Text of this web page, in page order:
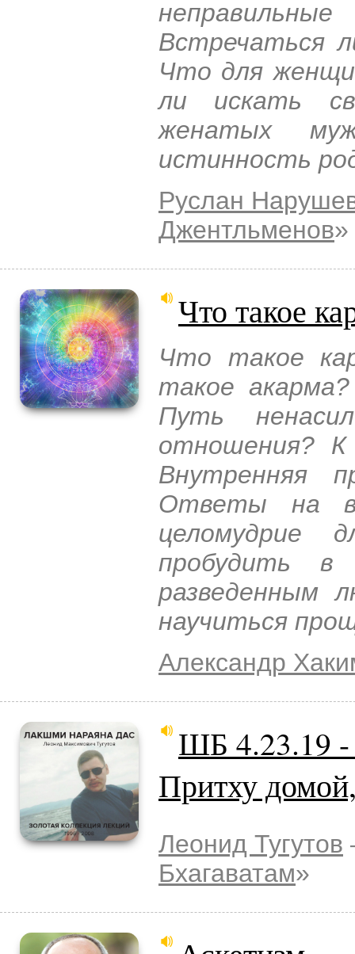
Встречаться
Что для
ли искать
женатых
истинность
Руслан
Джентльменов»
Что такое
Что такое
такое
Путь
отношения? К
Внутренняя
Ответы на
целомудрие
пробудить
разведенным
научиться
Александр
ШБ 4.23.19 -
Притху
Леонид Тугутов
Бхагаватам»